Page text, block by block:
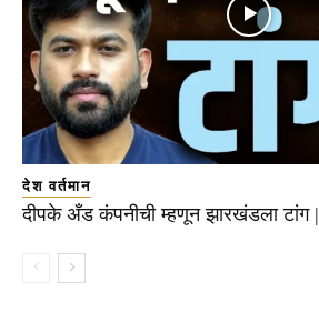
देश वर्तमान
दीपके अँड कंपनीची म्हणून झारखंडला टांग |